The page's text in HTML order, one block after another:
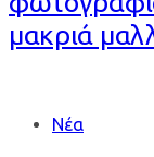
μακριά
Νέα